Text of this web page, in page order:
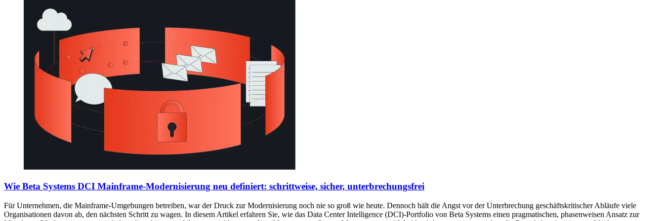
Wie Beta Systems DCI Mainframe-Modernisierung neu definiert: schrittweise, sicher, unterbrechungsfrei
Für Unternehmen, die Mainframe-Umgebungen betreiben, war der Druck zur Modernisierung noch nie so groß wie heute. Dennoch hält die Angst vor der Unterbrechung geschäftskritischer Abläufe viele
Organisationen davon ab, den nächsten Schritt zu wagen. In diesem Artikel erfahren Sie, wie das Data Center Intelligence (DCI)-Portfolio von Beta Systems einen pragmatischen, phasenweisen Ansatz zur